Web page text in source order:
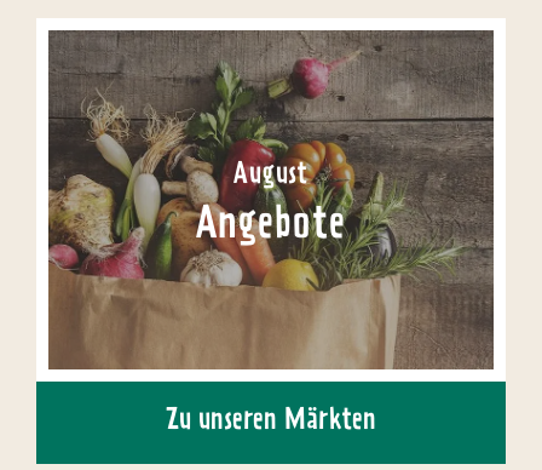
August
Angebote
Zu unseren Märkten